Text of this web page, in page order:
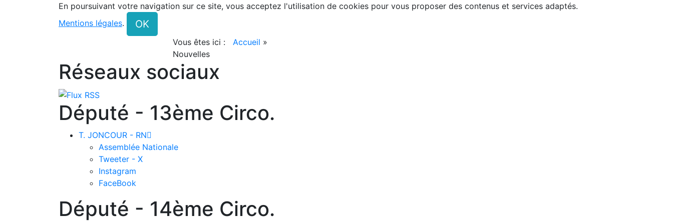
En poursuivant votre navigation sur ce site, vous acceptez l'utilisation de cookies pour vous proposer des contenus et services adaptés.
Mentions légales. OK
Vous êtes ici : Accueil »
Nouvelles
Réseaux sociaux
Député - 13ème Circo.
T. JONCOUR - RN
Assemblée Nationale
Tweeter - X
Instagram
FaceBook
Député - 14ème Circo.